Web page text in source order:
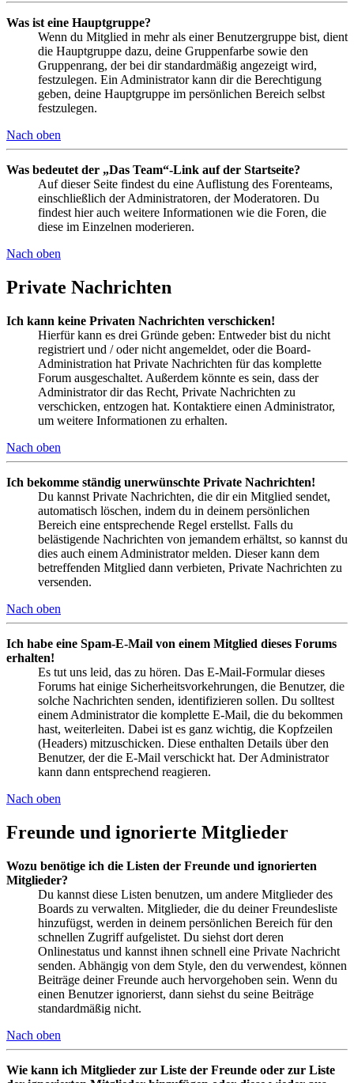
Was ist eine Hauptgruppe?
Wenn du Mitglied in mehr als einer Benutzergruppe bist, dient
die Hauptgruppe dazu, deine Gruppenfarbe sowie den
Gruppenrang, der bei dir standardmäßig angezeigt wird,
festzulegen. Ein Administrator kann dir die Berechtigung
geben, deine Hauptgruppe im persönlichen Bereich selbst
festzulegen.
Nach oben
Was bedeutet der „Das Team“-Link auf der Startseite?
Auf dieser Seite findest du eine Auflistung des Forenteams,
einschließlich der Administratoren, der Moderatoren. Du
findest hier auch weitere Informationen wie die Foren, die
diese im Einzelnen moderieren.
Nach oben
Private Nachrichten
Ich kann keine Privaten Nachrichten verschicken!
Hierfür kann es drei Gründe geben: Entweder bist du nicht
registriert und / oder nicht angemeldet, oder die Board-
Administration hat Private Nachrichten für das komplette
Forum ausgeschaltet. Außerdem könnte es sein, dass der
Administrator dir das Recht, Private Nachrichten zu
verschicken, entzogen hat. Kontaktiere einen Administrator,
um weitere Informationen zu erhalten.
Nach oben
Ich bekomme ständig unerwünschte Private Nachrichten!
Du kannst Private Nachrichten, die dir ein Mitglied sendet,
automatisch löschen, indem du in deinem persönlichen
Bereich eine entsprechende Regel erstellst. Falls du
belästigende Nachrichten von jemandem erhältst, so kannst du
dies auch einem Administrator melden. Dieser kann dem
betreffenden Mitglied dann verbieten, Private Nachrichten zu
versenden.
Nach oben
Ich habe eine Spam-E-Mail von einem Mitglied dieses Forums
erhalten!
Es tut uns leid, das zu hören. Das E-Mail-Formular dieses
Forums hat einige Sicherheitsvorkehrungen, die Benutzer, die
solche Nachrichten senden, identifizieren sollen. Du solltest
einem Administrator die komplette E-Mail, die du bekommen
hast, weiterleiten. Dabei ist es ganz wichtig, die Kopfzeilen
(Headers) mitzuschicken. Diese enthalten Details über den
Benutzer, der die E-Mail verschickt hat. Der Administrator
kann dann entsprechend reagieren.
Nach oben
Freunde und ignorierte Mitglieder
Wozu benötige ich die Listen der Freunde und ignorierten
Mitglieder?
Du kannst diese Listen benutzen, um andere Mitglieder des
Boards zu verwalten. Mitglieder, die du deiner Freundesliste
hinzufügst, werden in deinem persönlichen Bereich für den
schnellen Zugriff aufgelistet. Du siehst dort deren
Onlinestatus und kannst ihnen schnell eine Private Nachricht
senden. Abhängig von dem Style, den du verwendest, können
Beiträge deiner Freunde auch hervorgehoben sein. Wenn du
einen Benutzer ignorierst, dann siehst du seine Beiträge
standardmäßig nicht.
Nach oben
Wie kann ich Mitglieder zur Liste der Freunde oder zur Liste